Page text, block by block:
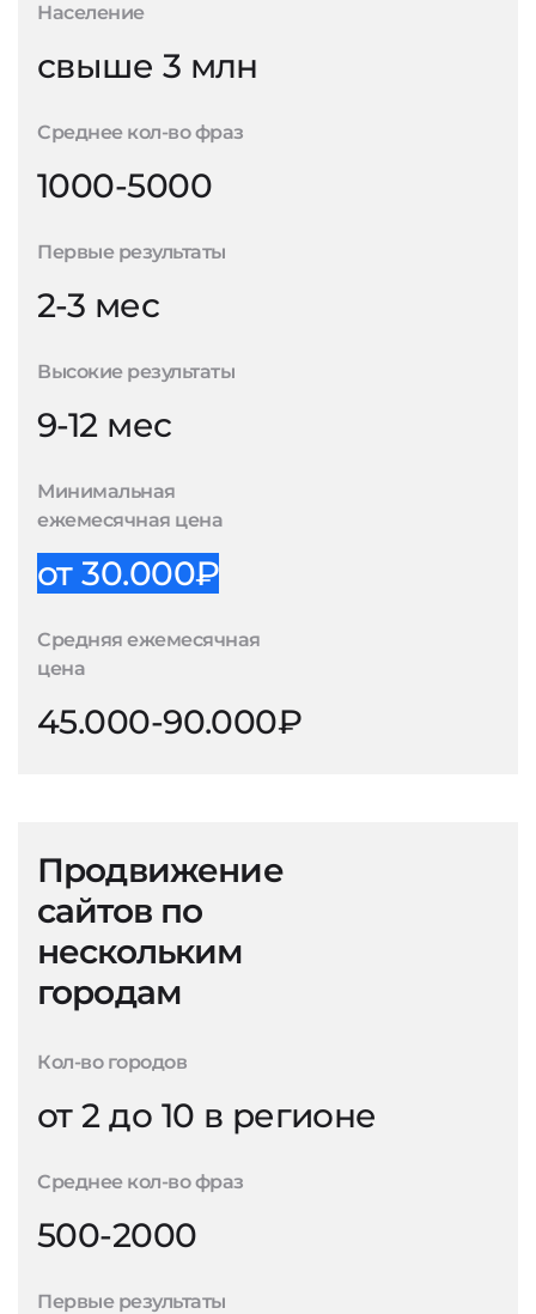
Население
свыше 3 млн
Среднее кол-во фраз
1000-5000
Первые результаты
2-3 мес
Высокие результаты
9-12 мес
Минимальная
ежемесячная цена
от 30.000₽
Средняя ежемесячная
цена
45.000-90.000₽
Продвижение
сайтов по
нескольким
городам
Кол-во городов
от 2 до 10 в регионе
Среднее кол-во фраз
500-2000
Первые результаты